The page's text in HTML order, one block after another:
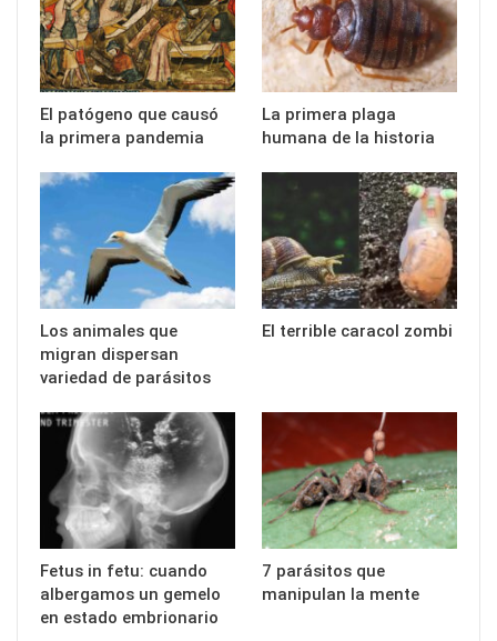
El patógeno que causó
la primera pandemia
La primera plaga
humana de la historia
Los animales que
migran dispersan
variedad de parásitos
El terrible caracol zombi
Fetus in fetu: cuando
albergamos un gemelo
en estado embrionario
7 parásitos que
manipulan la mente